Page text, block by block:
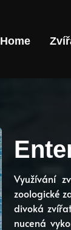
Home
Využívání
zoologické
divoká
nucená